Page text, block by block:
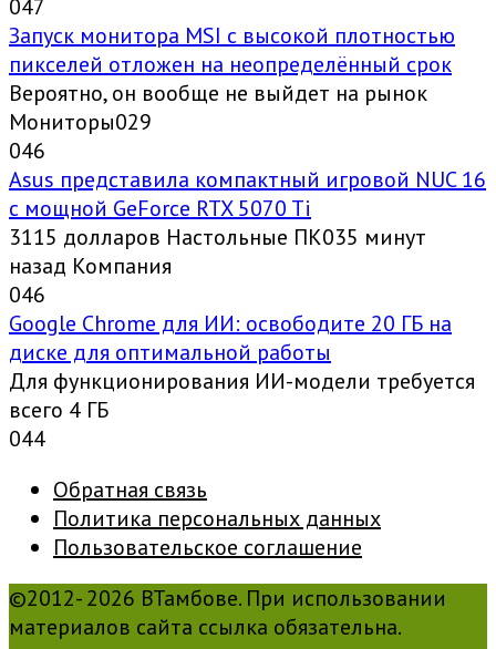
047
Запуск монитора MSI с высокой плотностью
пикселей отложен на неопределённый срок
Вероятно, он вообще не выйдет на рынок
Мониторы029
046
Asus представила компактный игровой NUC 16
с мощной GeForce RTX 5070 Ti
3115 долларов Настольные ПК035 минут
назад Компания
046
Google Chrome для ИИ: освободите 20 ГБ на
диске для оптимальной работы
Для функционирования ИИ-модели требуется
всего 4 ГБ
044
Обратная связь
Политика персональных данных
Пользовательское соглашение
©2012- 2026 ВТамбове. При использовании
материалов сайта ссылка обязательна.